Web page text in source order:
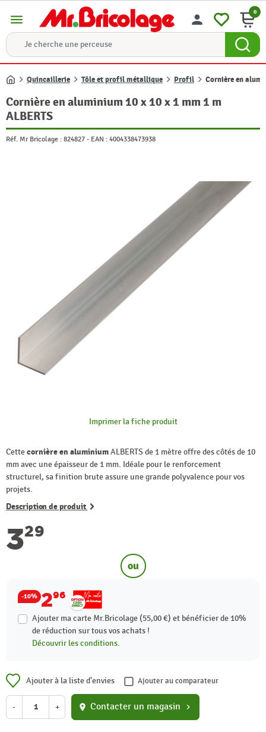
menu person 0
Accueil
Quincaillerie Tôle et profil métallique Profil Cornière en
Cornière en aluminium 10 x 10 x 1 mm 1 m
ALBERTS
Réf. Mr Bricolage : 824827 - EAN : 4004338473938
Imprimer la fiche produit
Cettecornière en aluminiumALBERTS de 1 mètre offre des côtés de 10
mm avec une épaisseur de 1 mm. Idéale pour le renforcement
structurel, sa finition brute assure une grande polyvalence pour vos
projets.
Description de produit
329
ou
-10% 296
Ajouter ma carte Mr.Bricolage (55,00 €) et bénéficier de 10%
de réduction sur tous vos achats !
Découvrir les conditions.
Ajouter à la liste d'envies Ajouter au comparateur
- + location_on Contacter un magasin chevron_right